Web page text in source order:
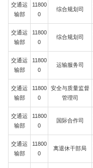
交通运
输部
11800
0
综合规划司
交通运
输部
11800
0
综合规划司
交通运
输部
11800
0
运输服务司
交通运
输部
11800
0
安全与质量监督
管理司
交通运
输部
11800
0
国际合作司
交通运
输部
11800
0
离退休干部局